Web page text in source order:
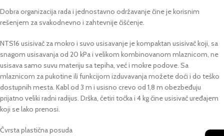
Dobra organizacija rada i jednostavno održavanje čine je korisnim
rešenjem za svakodnevno i zahtevnije čišćenje.
NTS16 usisivač za mokro i suvo usisavanje je kompaktan usisivač koji, sa
snagom usisavanja od 20 kPa i velikom kombinovanom mlaznicom, ne
usisava samo suvu materiju sa tepiha, već i mokre podove. Sa
mlaznicom za pukotine ili funkcijom izduvavanja možete doći i do teško
dostupnih mesta. Kabl od 3 m i usisno crevo od 1,8 m obezbeđuju
prijatno veliki radni radijus. Drška, četiri točka i 4 kg čine usisivač uređajem
koji se lako prenosi.
Čvrsta plastična posuda